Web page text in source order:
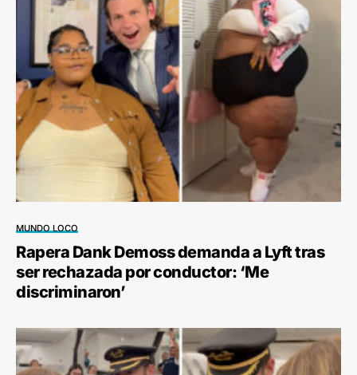
MUNDO LOCO
Rapera Dank Demoss demanda a Lyft tras
ser rechazada por conductor: ‘Me
discriminaron’